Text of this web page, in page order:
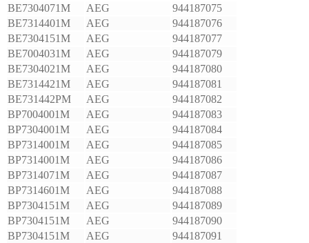
BE7304071M
AEG
944187075
BE7314401M
AEG
944187076
BE7304151M
AEG
944187077
BE7004031M
AEG
944187079
BE7304021M
AEG
944187080
BE7314421M
AEG
944187081
BE731442PM
AEG
944187082
BP7004001M
AEG
944187083
BP7304001M
AEG
944187084
BP7314001M
AEG
944187085
BP7314001M
AEG
944187086
BP7314071M
AEG
944187087
BP7314601M
AEG
944187088
BP7304151M
AEG
944187089
BP7304151M
AEG
944187090
BP7304151M
AEG
944187091